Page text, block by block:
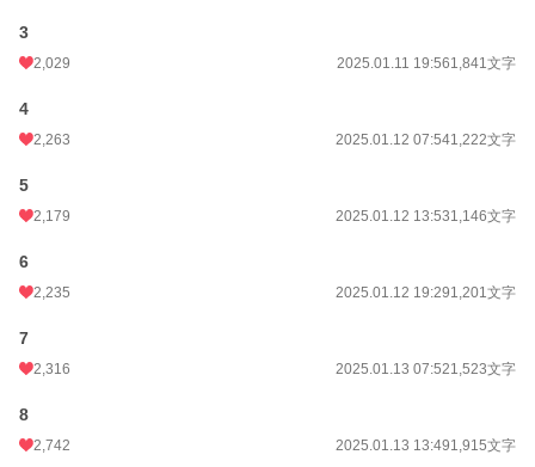
月間ポイント
年間ポイント
累計ポイント
3
2,029 2025.01.11 19:561,841文字
4
2,263 2025.01.12 07:541,222文字
5
2,179 2025.01.12 13:531,146文字
6
2,235 2025.01.12 19:291,201文字
7
2,316 2025.01.13 07:521,523文字
8
2,742 2025.01.13 13:491,915文字